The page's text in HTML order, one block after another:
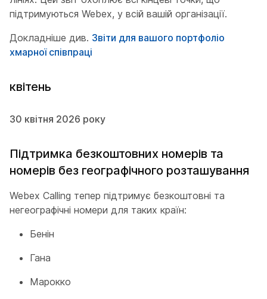
підтримуються Webex, у всій вашій організації.
Докладніше див. Звіти для вашого портфоліо
хмарної співпраці
квітень
30 квітня 2026 року
Підтримка безкоштовних номерів та
номерів без географічного розташування
Webex Calling тепер підтримує безкоштовні та
негеографічні номери для таких країн:
Бенін
Гана
Марокко